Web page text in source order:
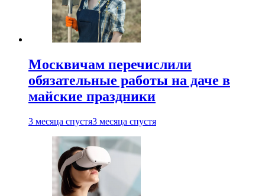
Москвичам перечислили
обязательные работы на даче в
майские праздники
3 месяца спустя3 месяца спустя